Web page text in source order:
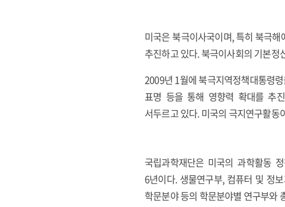
미국은 북극이사국이며, 특히 북극
추진하고 있다. 북극이사회의 기본
2009년 1월에 북극지역정책대통령
표명 등을 통해 영향력 확대를 추
서두르고 있다. 미국의 극지연구활
국립과학재단은 미국의 과학활동
6년이다. 생물연구부, 컴퓨터 및 정
학문분야 등의 학문분야별 연구부와